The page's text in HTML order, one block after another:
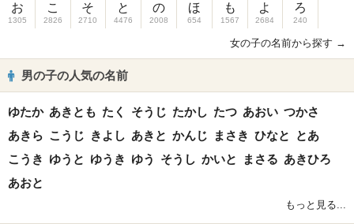
お
1305
こ
2826
そ
2710
と
4476
の
2008
ほ
654
も
1567
よ
2684
ろ
240
女の子の名前から探す →
男の子の人気の名前
ゆたか あきとも たく そうじ たかし たつ あおい つかさ
あきら こうじ きよし あきと かんじ まさき ひなと
とあ
こうき ゆうと ゆうき ゆう そうし かいと まさる あきひろ
あおと
もっと見る...